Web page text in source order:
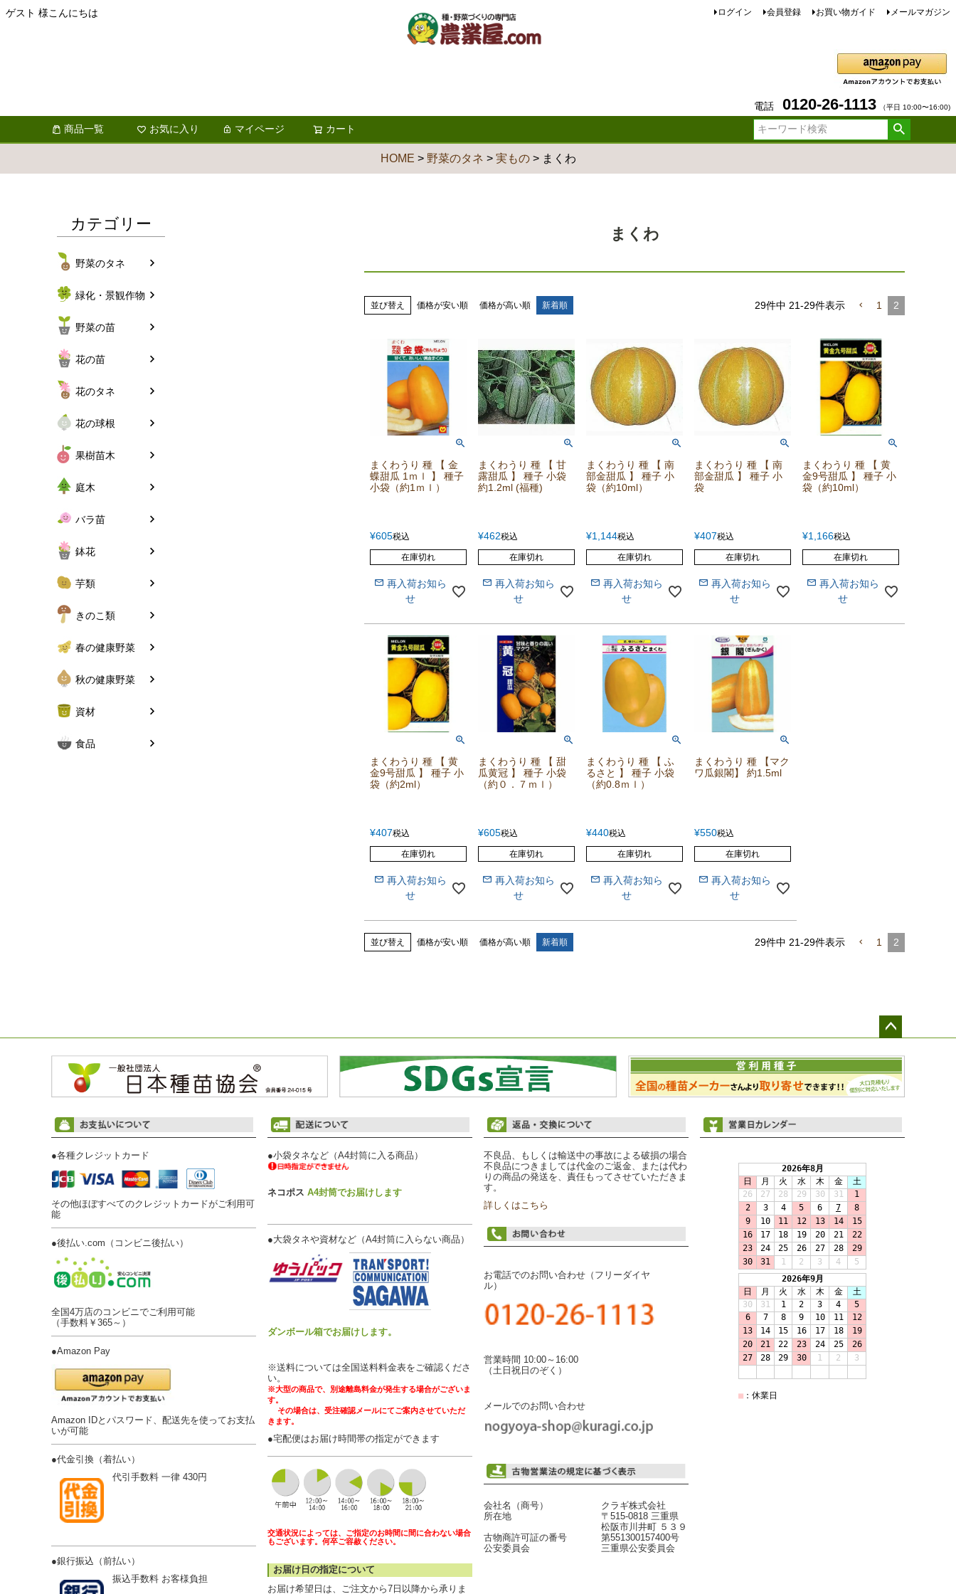
ゲスト 様こんにちは ログイン 会員登録 お買い物ガイド メールマガジン
電話 0120-26-1113 （平日 10:00〜16:00)
商品一覧 お気に入り マイページ カート
HOME 野菜のタネ 実もの まくわ
カテゴリー
野菜のタネ
緑化・景観作物
野菜の苗
花の苗
花のタネ
花の球根
果樹苗木
庭木
バラ苗
鉢花
芋類
きのこ類
春の健康野菜
秋の健康野菜
資材
食品
まくわ
並び替え 価格が安い順 価格が高い順 新着順 29件中 21-29件表示 1 2
まくわうり 種 【 金
蝶甜瓜 1ｍｌ 】 種子
小袋（約1ｍｌ）
¥605税込
在庫切れ
再入荷お知ら
せ
まくわうり 種 【 甘
露甜瓜 】 種子 小袋
約1.2ml (福種)
¥462税込
在庫切れ
再入荷お知ら
せ
まくわうり 種 【 南
部金甜瓜 】 種子 小
袋（約10ml）
¥1,144税込
在庫切れ
再入荷お知ら
せ
まくわうり 種 【 南
部金甜瓜 】 種子 小
袋
¥407税込
在庫切れ
再入荷お知ら
せ
まくわうり 種 【 黄
金9号甜瓜 】 種子 小
袋（約10ml）
¥1,166税込
在庫切れ
再入荷お知ら
せ
まくわうり 種 【 黄
金9号甜瓜 】 種子 小
袋（約2ml）
¥407税込
在庫切れ
再入荷お知ら
せ
まくわうり 種 【 甜
瓜黄冠 】 種子 小袋
（約０．７ｍｌ）
¥605税込
在庫切れ
再入荷お知ら
せ
まくわうり 種 【 ふ
るさと 】 種子 小袋
（約0.8ｍｌ）
¥440税込
在庫切れ
再入荷お知ら
せ
まくわうり 種 【マク
ワ瓜銀閣】 約1.5ml
¥550税込
在庫切れ
再入荷お知ら
せ
並び替え 価格が安い順 価格が高い順 新着順 29件中 21-29件表示 1 2
ジト
ップ
へ
●各種クレジットカード
その他ほぼすべてのクレジットカードがご利用可
能
●後払い.com（コンビニ後払い）
全国4万店のコンビニでご利用可能
（手数料￥365～）
●Amazon Pay
Amazon IDとパスワード、配送先を使ってお支払
いが可能
●代金引換（着払い）
代引手数料 一律 430円
●銀行振込（前払い）
振込手数料 お客様負担
●小袋タネなど（A4封筒に入る商品）
ネコポス A4封筒でお届けします
●大袋タネや資材など（A4封筒に入らない商品）
ダンボール箱でお届けします。
※送料については全国送料料金表をご確認くださ
い。
※大型の商品で、別途離島料金が発生する場合がございま
す。
その場合は、受注確認メールにてご案内させていただ
きます。
●宅配便はお届け時間帯の指定ができます
交通状況によっては、ご指定のお時間に間に合わない場合
もございます。何卒ご容赦ください。
お届け日の指定について
お届け希望日は、ご注文から7日以降から承りま
不良品、もしくは輸送中の事故による破損の場合
不良品につきましては代金のご返金、または代わ
りの商品の発送を、責任もってさせていただきま
す。
詳しくはこちら
お電話でのお問い合わせ（フリーダイヤ
ル）
営業時間 10:00～16:00
（土日祝日のぞく）
メールでのお問い合わせ
会社名（商号）
クラギ株式会社
所在地
〒515-0818 三重県
松阪市川井町 ５３９
古物商許可証の番号
第551300157400号
公安委員会
三重県公安委員会